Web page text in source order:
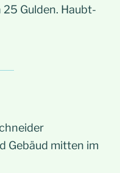
Gulden. Haubt-
Gebäud mitten im